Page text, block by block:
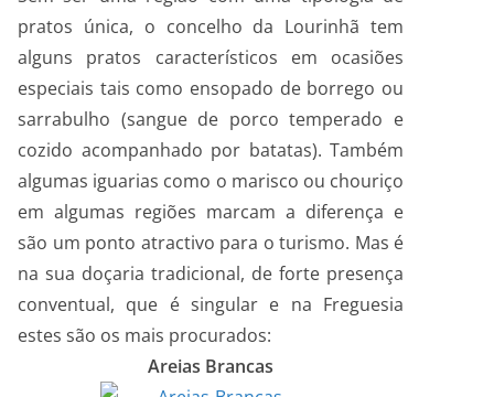
pratos única, o concelho da Lourinhã tem
alguns pratos característicos em ocasiões
especiais tais como ensopado de borrego ou
sarrabulho (sangue de porco temperado e
cozido acompanhado por batatas). Também
algumas iguarias como o marisco ou chouriço
em algumas regiões marcam a diferença e
são um ponto atractivo para o turismo. Mas é
na sua doçaria tradicional, de forte presença
conventual, que é singular e na Freguesia
estes são os mais procurados:
Areias Brancas